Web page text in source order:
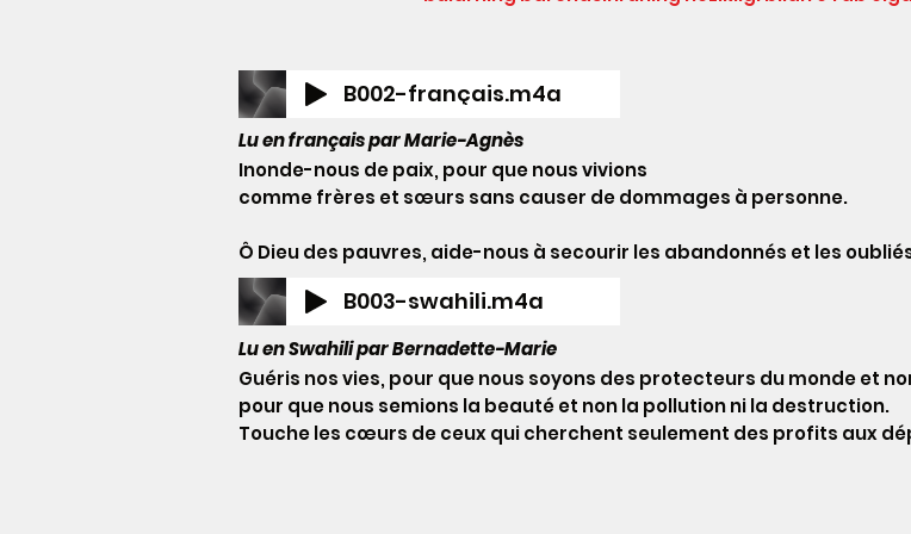
B002-français.m4a
Lu en français par Marie-Agnès
Inonde-nous de paix, pour que nous vivions
comme frères et sœurs sans causer de dommages à personne.
Ô Dieu des pauvres, aide-nous à secourir les abandonnés et les
B003-swahili.m4a
Lu en Swahili par Bernadette-Marie
Guéris nos vies, pour que nous soyons des protecteurs du monde et
pour que nous semions la beauté et non la pollution ni la destruction.
Touche les cœurs de ceux qui cherchent seulement des profits aux